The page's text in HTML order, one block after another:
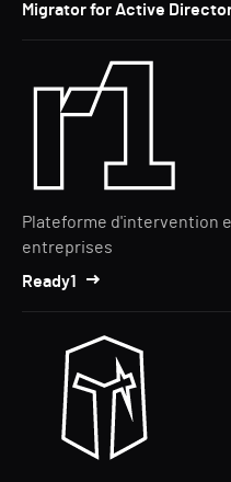
Migrator for Active
Plateforme d'intervention
entreprises
Ready1